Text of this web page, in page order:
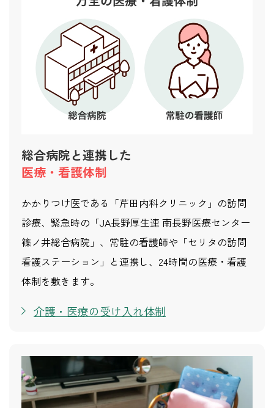
総合病院と連携した
医療・看護体制
かかりつけ医である「芹田内科クリニック」の訪問
診療、緊急時の「JA長野厚生連 南長野医療センター
篠ノ井総合病院」、常駐の看護師や「セリタの訪問
看護ステーション」と連携し、24時間の医療・看護
体制を敷きます。
介護・医療の受け入れ体制